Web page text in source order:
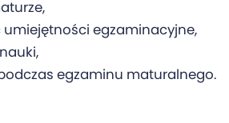
egzaminacyjne,
egzaminu maturalnego.